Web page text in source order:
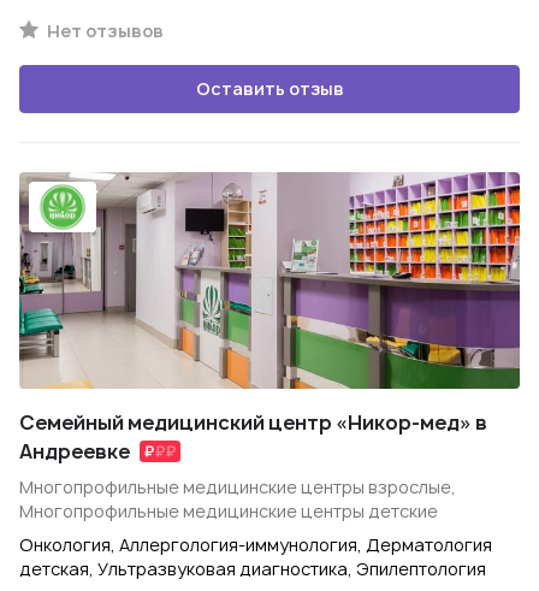
Нет отзывов
Оставить отзыв
Семейный медицинский центр «Никор-мед» в
Андреевке
Многопрофильные медицинские центры взрослые,
Многопрофильные медицинские центры детские
Онкология, Аллергология-иммунология, Дерматология
детская, Ультразвуковая диагностика, Эпилептология